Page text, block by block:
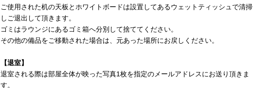
ご使用された机の天板とホワイトボードは設置してあるウェットティッシュで清掃
しご退出して頂きます。
ゴミはラウンジにあるゴミ箱へ分別して捨ててください。
その他の備品をご移動された場合は、元あった場所にお戻しください。
【退室】
退室される際は部屋全体が映った写真1枚を指定のメールアドレスにお送り頂きま
す。